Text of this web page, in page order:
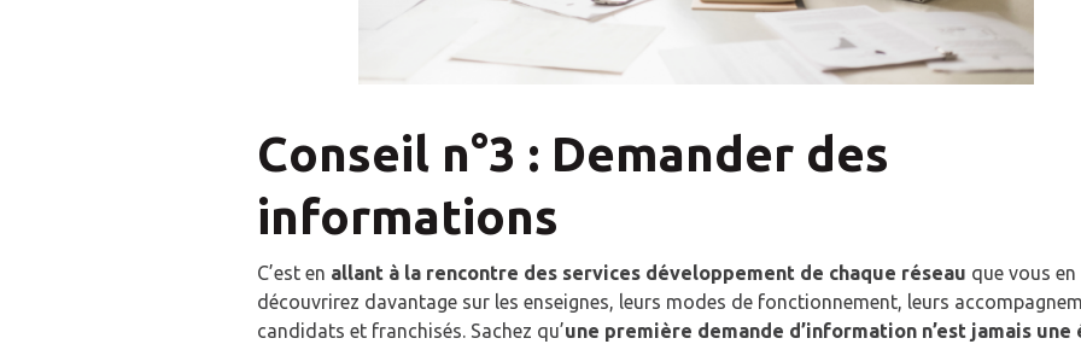
Conseil n°3 : Demander des
informations
C’est en allant à la rencontre des services développement de chaque réseau que vous en
découvrirez davantage sur les enseignes, leurs modes de fonctionnement, leurs
candidats et franchisés. Sachez qu’une première demande d’information n’est jamais une